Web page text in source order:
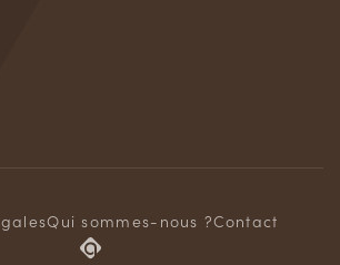
Qui sommes-nous ?Contact